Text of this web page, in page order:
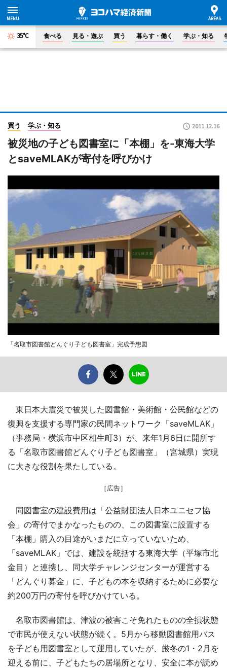
35°C 食べる 見る・遊ぶ 買う 暮らす・働く 学ぶ・知る
買う 学ぶ・知る 2011.12.16
被災地の子ども図書室に「本棚」を-東海大学
とsaveMLAKが寄付を呼びかけ
「名取市図書館どんぐり子ども図書室」完成予想図
東日本大震災で被災した図書館・美術館・公民館などの
復興を支援する専門家の民間ネットワーク「saveMLAK」
（事務局・横浜市中区相生町3）が、来年1月6日に開所す
る「名取市図書館どんぐり子ども図書室」（宮城県）実現
に大きな役割を果たしている。
［広告］
同図書室の建設費用は「公益財団法人日本ユニセフ協
会」の寄付でまかなったものの、この図書室に設置する
「本棚」購入の目途がいまだに立っていないため、
「saveMLAK」では、建設を統括する東海大学（平塚市北
金目）と連携し、同大学チャレンジセンターが運営する
「どんぐり募金」に、子どもの本を収納するために必要な
約200万円の寄付を呼びかけている。
名取市図書館は、津波の被害こそ免れたものの全損状態
で市民が使えない状態が続く。5月から移動図書館用バス
を子ども用図書室として運用していたが、厳冬の1・2月を
迎える前に、子どもたちの居場所となり、安全に本が読め